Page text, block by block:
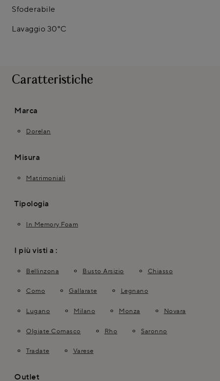
Sfoderabile
Lavaggio 30°C
Caratteristiche
Marca
Dorelan
Misura
Matrimoniali
Tipologia
In Memory Foam
I più visti a :
Bellinzona Busto Arsizio Chiasso
Como Gallarate Legnano
Lugano Milano Monza Novara
Olgiate Comasco Rho Saronno
Tradate Varese
Outlet